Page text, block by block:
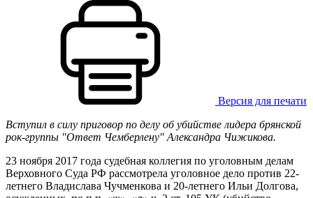
Версия для печати
Вступил в силу приговор по делу об убийстве лидера брянской
рок-группы "Ответ Чемберлену" Александра Чижикова.
23 ноября 2017 года судебная коллегия по уголовным делам
Верховного Суда РФ рассмотрела уголовное дело против 22-
летнего Владислава Чучменкова и 20-летнего Ильи Долгова,